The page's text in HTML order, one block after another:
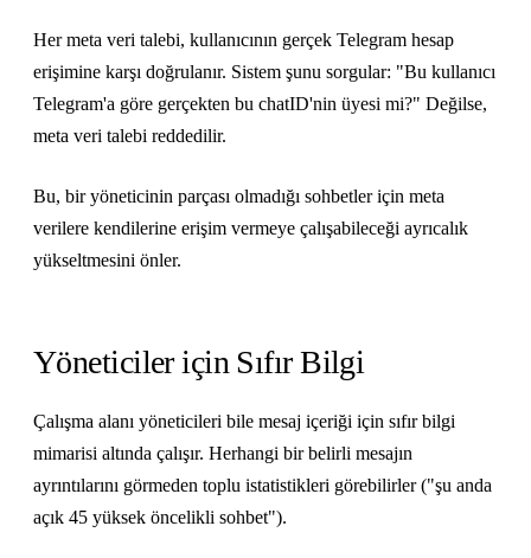
Her meta veri talebi, kullanıcının gerçek Telegram hesap
erişimine karşı doğrulanır. Sistem şunu sorgular: "Bu kullanıcı
Telegram'a göre gerçekten bu chatID'nin üyesi mi?" Değilse,
meta veri talebi reddedilir.
Bu, bir yöneticinin parçası olmadığı sohbetler için meta
verilere kendilerine erişim vermeye çalışabileceği ayrıcalık
yükseltmesini önler.
Yöneticiler için Sıfır Bilgi
Çalışma alanı yöneticileri bile mesaj içeriği için sıfır bilgi
mimarisi altında çalışır. Herhangi bir belirli mesajın
ayrıntılarını görmeden toplu istatistikleri görebilirler ("şu anda
açık 45 yüksek öncelikli sohbet").